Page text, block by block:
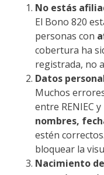
No estás
El Bono 820
personas con
cobertura ha
registrada, no
Datos
Muchos
entre RENIEC
nombres,
estén
bloquear la
Nacimiento